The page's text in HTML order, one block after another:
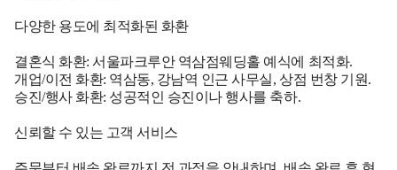
다양한 용도에 최적화된 화환
결혼식 화환: 서울파크루안 역삼점웨딩홀 예식에 최적화.
개업/이전 화환: 역삼동, 강남역 인근 사무실, 상점 번창 기원.
승진/행사 화환: 성공적인 승진이나 행사를 축하.
신뢰할 수 있는 고객 서비스